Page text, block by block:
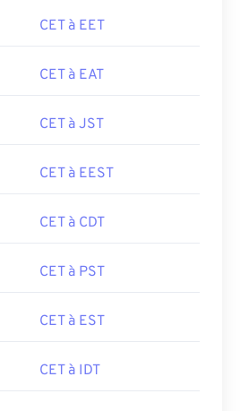
CET à EET
CET à EAT
CET à JST
CET à EEST
CET à CDT
CET à PST
CET à EST
CET à IDT